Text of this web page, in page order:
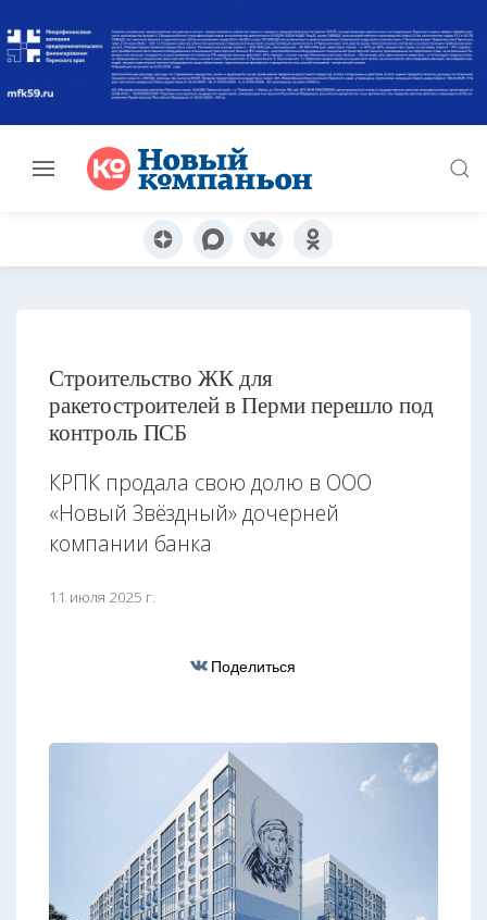
Строительство ЖК для
ракетостроителей в Перми перешло под
контроль ПСБ
КРПК продала свою долю в ООО
«Новый Звёздный» дочерней
компании банка
11 июля 2025 г.
Поделиться